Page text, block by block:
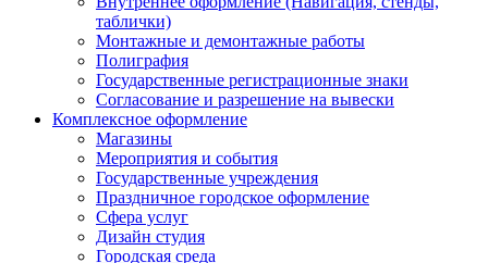
таблички)
Монтажные и демонтажные работы
Полиграфия
Государственные регистрационные знаки
Согласование и разрешение на вывески
Комплексное оформление
Магазины
Мероприятия и события
Государственные учреждения
Праздничное городское оформление
Сфера услуг
Дизайн студия
Городская среда